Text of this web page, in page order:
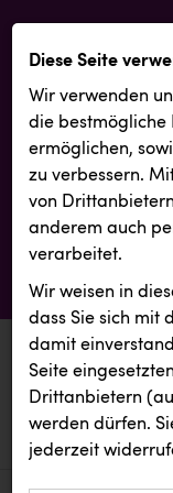
aktuelle
aktuelle
Diese Seite
Wir verwenden
die best­mögliche
ermöglichen,
zu verbessern.
von
anderem auch
verarbeitet.
Wir weisen in
dass Sie sich mit
damit
Seite
Drittanbietern
werden dürfen.
jederzeit